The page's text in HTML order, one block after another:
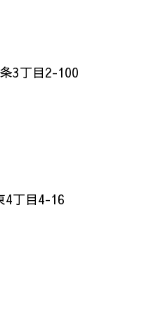
3丁目2-100
4丁目4-16